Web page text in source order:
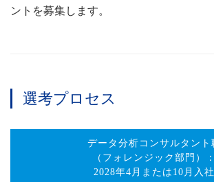
ントを募集します。
選考プロセス
データ分析コンサルタント
（フォレンジック部門）：
2028年4月または10月入社